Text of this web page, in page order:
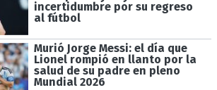
incertidumbre por su regreso
al fútbol
Murió Jorge Messi: el día que
Lionel rompió en llanto por la
salud de su padre en pleno
Mundial 2026